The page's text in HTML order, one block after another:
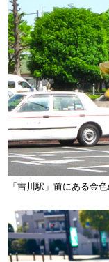
「吉川駅」前にある金